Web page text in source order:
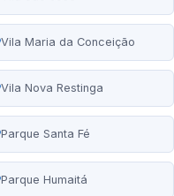
Vila Maria da Conceição
Vila Nova Restinga
Parque Santa Fé
Parque Humaitá